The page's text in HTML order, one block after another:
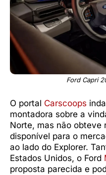
Ford Capri
O portal Carscoops
montadora sobre a
Norte, mas não obteve
disponível para o
ao lado do Explorer.
Estados Unidos, o Ford
proposta parecida e